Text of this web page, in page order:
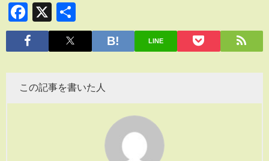
Facebook
X
有
LINE
この記事を書いた人